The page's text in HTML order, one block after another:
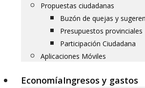
Propuestas ciudadanas
Buzón de quejas y
Presupuestos provinciales
Participación Ciudadana
Aplicaciones Móviles
EconomíaIngresos y gastos